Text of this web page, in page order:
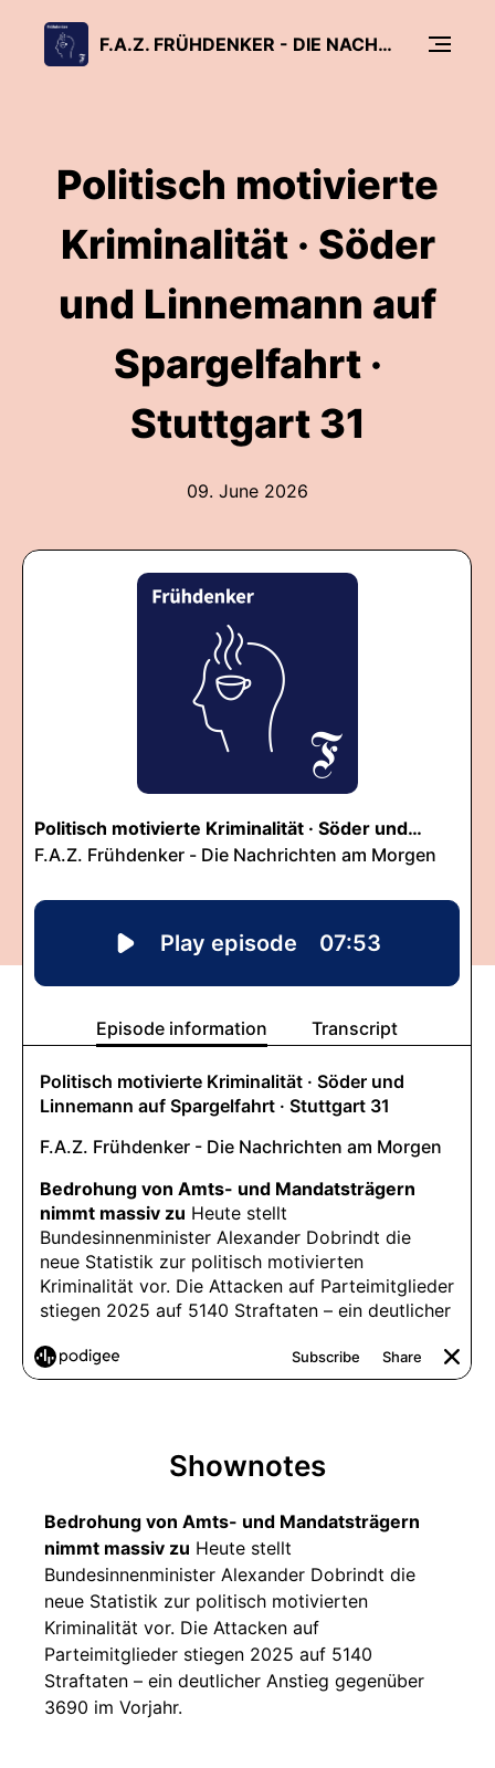
F.A.Z. FRÜHDENKER - DIE NACHRICHTEN AM MORGEN
Politisch motivierte
Kriminalität · Söder
und Linnemann auf
Spargelfahrt ·
Stuttgart 31
09. June 2026
Shownotes
Bedrohung von Amts- und Mandatsträgern
nimmt massiv zu Heute stellt
Bundesinnenminister Alexander Dobrindt die
neue Statistik zur politisch motivierten
Kriminalität vor. Die Attacken auf
Parteimitglieder stiegen 2025 auf 5140
Straftaten – ein deutlicher Anstieg gegenüber
3690 im Vorjahr.